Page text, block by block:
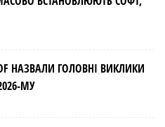
НАЗВАЛИ ГОЛОВНІ ВИКЛИКИ
МУ